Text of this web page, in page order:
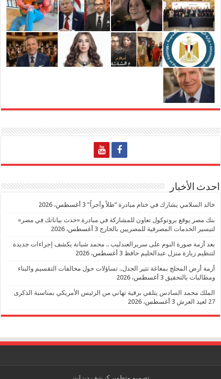
احدث الأخبار
خالد السلامي يشارك في ختام مبادرة “ظلاً وأجراً” 3 أغسطس، 2026
بنك مصر يوقع بروتوكول تعاون للمشاركة في مبادرة «حدث بياناتك في مصر»
لتيسير الخدمات المصرفية للمصريين بالخارج 3 أغسطس، 2026
بعد أزمة صورة النوم على سريرالعندليب .. محمد شبانة يكشف إجراءات جديدة
لتنظيم زيارة منزل عبدالحليم حافظ 3 أغسطس، 2026
أزمة أرض المحلج بمغاغة تثير الجدل.. تساؤلات حول مخالفات التقسيم والبناء
ومطالبات بالتحقيق 3 أغسطس، 2026
الملك محمد السادس يتلقي برقية تهاني من الرئيس الأمريكي بمناسبة الذكرى
27 لعيد العرش
3 أغسطس، 2026